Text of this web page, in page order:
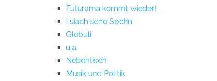
Futurama kommt wieder!
I siach scho Sochn
Globuli
u.a.
Nebentisch
Musik und Politik